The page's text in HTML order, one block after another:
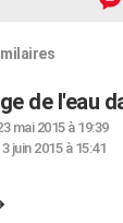
de l'eau
mai 2015 à 19:39
3 juin 2015 à 15:41